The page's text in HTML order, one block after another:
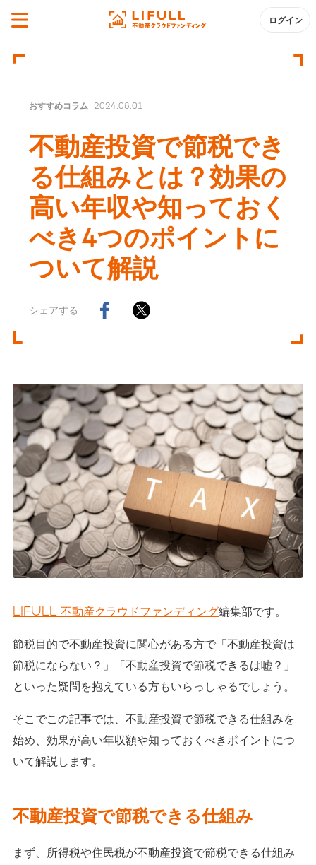
ログイン
おすすめコラム 2024.08.01
不動産投資で節税でき
る仕組みとは？効果の
高い年収や知っておく
べき4つのポイントに
ついて解説
シェアする
LIFULL 不動産クラウドファンディング編集部です。
節税目的で不動産投資に関心がある方で「不動産投資は
節税にならない？」「不動産投資で節税できるは嘘？」
といった疑問を抱えている方もいらっしゃるでしょう。
そこでこの記事では、不動産投資で節税できる仕組みを
始め、効果が高い年収額や知っておくべきポイントにつ
いて解説します。
不動産投資で節税できる仕組み
まず、所得税や住民税が不動産投資で節税できる仕組み